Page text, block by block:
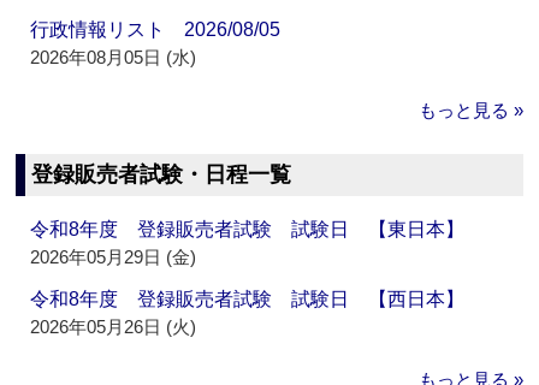
行政情報リスト 2026/08/05
2026年08月05日 (水)
もっと見る »
登録販売者試験・日程一覧
令和8年度 登録販売者試験 試験日 【東日本】
2026年05月29日 (金)
令和8年度 登録販売者試験 試験日 【西日本】
2026年05月26日 (火)
もっと見る »